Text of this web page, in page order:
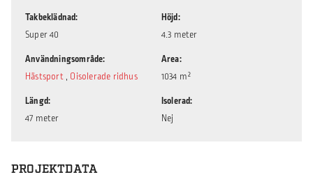
Takbeklädnad
Super 40
Användningsområde
Hästsport , Oisolerade ridhus
Längd
47 meter
Höjd
4.3 meter
Area
1034 m²
Isolerad
Nej
PROJEKTDATA